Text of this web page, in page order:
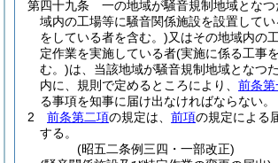
第四十九条
一の地域が騒音規制地域とな
域内の工場等に騒音関係施設を設置してい
をしている者を含む。)又はその地域内の
定作業を実施している者(実施に係る工事
む。)は、当該地域が騒音規制地域となつ
内に、規則で定めるところにより、 前条
る事項を知事に届け出なければならない。
2
前条第二項の規定は、 前項の規定による
する。
(昭五二条例三四・一部改正)